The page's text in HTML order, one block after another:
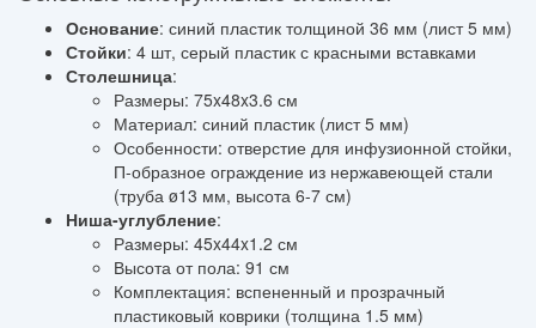
Основание: синий пластик толщиной 36 мм (лист 5 мм)
Стойки: 4 шт, серый пластик с красными вставками
Столешница:
Размеры: 75x48x3.6 см
Материал: синий пластик (лист 5 мм)
Особенности: отверстие для инфузионной стойки,
П-образное ограждение из нержавеющей стали
(труба ø13 мм, высота 6-7 см)
Ниша-углубление:
Размеры: 45x44x1.2 см
Высота от пола: 91 см
Комплектация: вспененный и прозрачный
пластиковый коврики (толщина 1.5 мм)